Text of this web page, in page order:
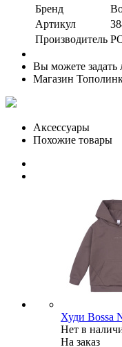
Бренд
Артикул
Производитель
Вы можете задать
Магазин
Аксессуары
Похожие товары
Худи Bossa
Нет в
На заказ